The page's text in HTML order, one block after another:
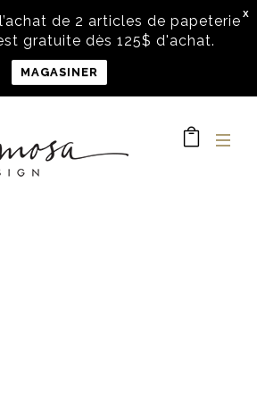
X
de 2 articles de papeterie
gratuite dès 125$ d'achat.
MAGASINER